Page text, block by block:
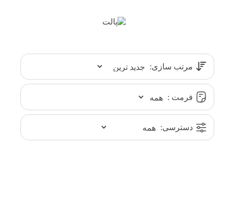
مرتب سازی:
فرمت :
دسترسی: